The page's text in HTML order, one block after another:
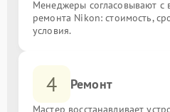
Менеджеры согласовывают с
ремонта Nikon: стоимость,
условия.
4 Ремонт
Мастер восстанавливает